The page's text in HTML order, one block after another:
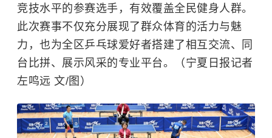
竞技水平的参赛选手，有效覆盖全民健身人群。
此次赛事不仅充分展现了群众体育的活力与魅
力，也为全区乒乓球爱好者搭建了相互交流、同
台比拼、展示风采的专业平台。（宁夏日报记者
左鸣远 文/图）